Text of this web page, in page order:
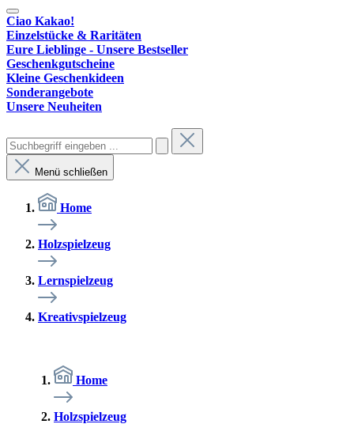
Ciao Kakao!
Einzelstücke & Raritäten
Eure Lieblinge - Unsere Bestseller
Geschenkgutscheine
Kleine Geschenkideen
Sonderangebote
Unsere Neuheiten
Menü schließen
Home
Holzspielzeug
Lernspielzeug
Kreativspielzeug
Home
Holzspielzeug